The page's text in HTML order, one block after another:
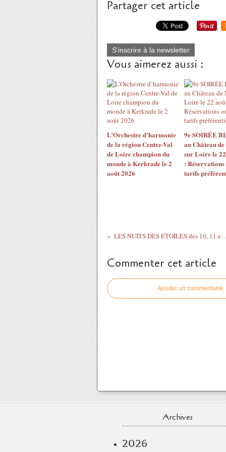
Partager cet article
S'inscrire à la newsletter
Vous aimerez aussi :
L’Orchestre d’harmonie
de la région Centre-Val
de Loire champion du
monde à Kerkrade le 2
août 2026
9e SOIRÉE
au Château
sur Loire le
:
tarifs
LES NUITS DES ETOILES des 10, 11 et
Commenter cet article
Ajouter un commentaire
Archives
2026